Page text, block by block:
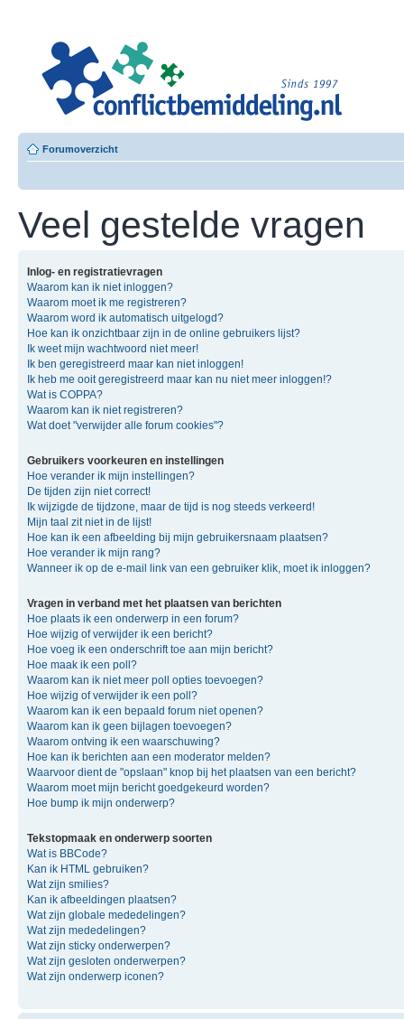
Forumoverzicht
Veel gestelde vragen
Inlog- en registratievragen
Waarom kan ik niet inloggen?
Waarom moet ik me registreren?
Waarom word ik automatisch uitgelogd?
Hoe kan ik onzichtbaar zijn in de online gebruikers lijst?
Ik weet mijn wachtwoord niet meer!
Ik ben geregistreerd maar kan niet inloggen!
Ik heb me ooit geregistreerd maar kan nu niet meer inloggen!?
Wat is COPPA?
Waarom kan ik niet registreren?
Wat doet "verwijder alle forum cookies"?
Gebruikers voorkeuren en instellingen
Hoe verander ik mijn instellingen?
De tijden zijn niet correct!
Ik wijzigde de tijdzone, maar de tijd is nog steeds verkeerd!
Mijn taal zit niet in de lijst!
Hoe kan ik een afbeelding bij mijn gebruikersnaam plaatsen?
Hoe verander ik mijn rang?
Wanneer ik op de e-mail link van een gebruiker klik, moet ik inloggen?
Vragen in verband met het plaatsen van berichten
Hoe plaats ik een onderwerp in een forum?
Hoe wijzig of verwijder ik een bericht?
Hoe voeg ik een onderschrift toe aan mijn bericht?
Hoe maak ik een poll?
Waarom kan ik niet meer poll opties toevoegen?
Hoe wijzig of verwijder ik een poll?
Waarom kan ik een bepaald forum niet openen?
Waarom kan ik geen bijlagen toevoegen?
Waarom ontving ik een waarschuwing?
Hoe kan ik berichten aan een moderator melden?
Waarvoor dient de "opslaan" knop bij het plaatsen van een bericht?
Waarom moet mijn bericht goedgekeurd worden?
Hoe bump ik mijn onderwerp?
Tekstopmaak en onderwerp soorten
Wat is BBCode?
Kan ik HTML gebruiken?
Wat zijn smilies?
Kan ik afbeeldingen plaatsen?
Wat zijn globale mededelingen?
Wat zijn mededelingen?
Wat zijn sticky onderwerpen?
Wat zijn gesloten onderwerpen?
Wat zijn onderwerp iconen?